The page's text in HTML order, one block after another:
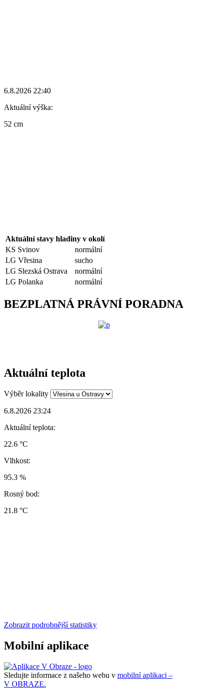
6.8.2026 22:40
Aktuální výška:
52 cm
Aktuální stavy hladiny v okolí
KS Svinov
normální
LG Vřesina
sucho
LG Slezská Ostrava
normální
LG Polanka
normální
BEZPLATNÁ PRÁVNÍ PORADNA
Aktuální teplota
Výběr lokality
6.8.2026 23:24
Aktuální teplota:
22.6 °C
Vlhkost:
95.3 %
Rosný bod:
21.8 °C
Zobrazit podrobnější statistiky
Mobilní aplikace
Sledujte informace z našeho webu v mobilní aplikaci –
V OBRAZE.